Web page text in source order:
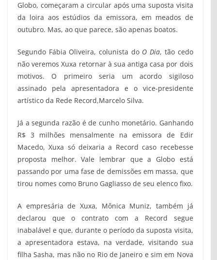
Globo, começaram a circular após uma suposta visita
da loira aos estúdios da emissora, em meados de
outubro. Mas, ao que parece, são apenas boatos.
Segundo Fábia Oliveira, colunista do O Dia, tão cedo
não veremos Xuxa retornar à sua antiga casa por dois
motivos. O primeiro seria um acordo sigiloso
assinado pela apresentadora e o vice-presidente
artístico da Rede Record,Marcelo Silva.
Já a segunda razão é de cunho monetário. Ganhando
R$ 3 milhões mensalmente na emissora de Edir
Macedo, Xuxa só deixaria a Record caso recebesse
proposta melhor. Vale lembrar que a Globo está
passando por uma fase de demissões em massa, que
tirou nomes como Bruno Gagliasso de seu elenco fixo.
A empresária de Xuxa, Mônica Muniz, também já
declarou que o contrato com a Record segue
inabalável e que, durante o período da suposta visita,
a apresentadora estava, na verdade, visitando sua
filha Sasha, mas não no Rio de Janeiro e sim em Nova